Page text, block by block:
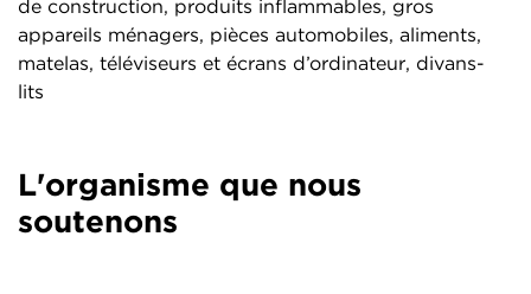
de construction, produits inflammables, gros
appareils ménagers, pièces automobiles, aliments,
matelas, téléviseurs et écrans d’ordinateur, divans-
lits
L'organisme que nous
soutenons